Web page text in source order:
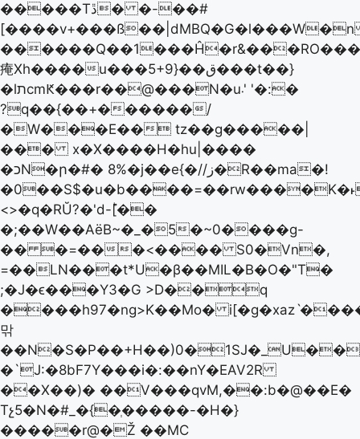
�����Tڐ� �-��#
痷Xh����u���5+9}��ق���t��}
�lתcmԞ���r��@���N�u܁' '�:�
?q��{��+������/
�W���E�� tz��g�����|
��� x�X����H�hu|����
�כN�ր�#� 8%�j��e{�//ز�R��ma�!
<>�q�RŬ?� 'd-ؕ[��
�;��W��AëB~�_�5�~0����g-
�� �=���<���� S0�Vn�,
=��LN���t*U�β��MIL�B�O�"T�
;�J�ϵ���Y3�G >D��q
����h97�ng>K��Mo�
맊
�`J:�8bF7Y���i�:��nY�EAV2R
��X��)� ��V���qvM,��:b�@��E�
Tչ5�N�#_�{�ְ�����-�H�}
�����r@�Ž ��MC